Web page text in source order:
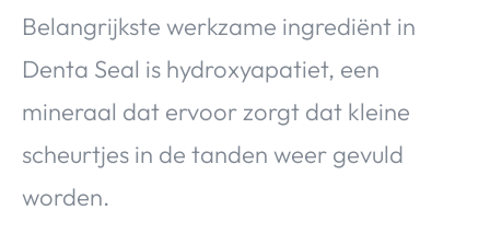
Belangrijkste werkzame ingrediënt in
Denta Seal is hydroxyapatiet, een
mineraal dat ervoor zorgt dat kleine
scheurtjes in de tanden weer gevuld
worden.